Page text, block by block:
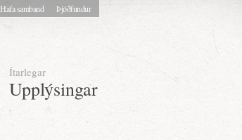
Ítarlegar
Upplýsingar
Hafa samband Þjóðfundur